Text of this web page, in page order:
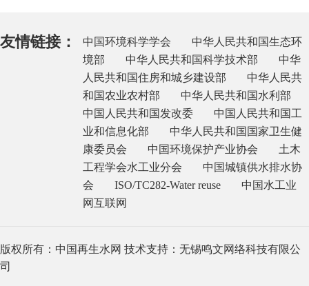
友情链接： 中国环境科学学会
中华人民共和国生态环
境部
中华人民共和国科学技术部
中华
人民共和国住房和城乡建设部
中华人民共
和国农业农村部
中华人民共和国水利部
中国人民共和国发改委
中国人民共和国工
业和信息化部
中华人民共和国国家卫生健
康委员会
中国环境保护产业协会
土木
工程学会水工业分会
中国城镇供水排水协
会
ISO/TC282-Water reuse
中国水工业
网互联网
版权所有：中国再生水网 技术支持：无锡鸣文网络科技有限公
司